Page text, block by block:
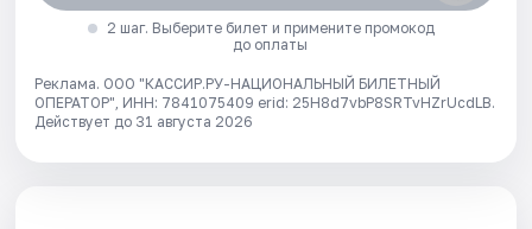
2 шаг. Выберите билет и примените промокод
до оплаты
Реклама. ООО "КАССИР.РУ-НАЦИОНАЛЬНЫЙ БИЛЕТНЫЙ
ОПЕРАТОР", ИНН: 7841075409 erid: 25H8d7vbP8SRTvHZrUcdLB.
Действует до 31 августа 2026